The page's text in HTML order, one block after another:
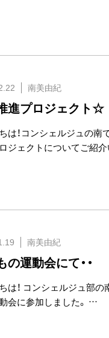
南美由紀
進プロジェクト☆
は！コンシェルジュの南
ジェクトについてご紹
南美由紀
の運動会にて・・
は！ コンシェルジュ部
会に参加しました。 …